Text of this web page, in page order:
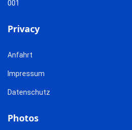
Privacy
Anfahrt
Impressum
Datenschutz
Photos